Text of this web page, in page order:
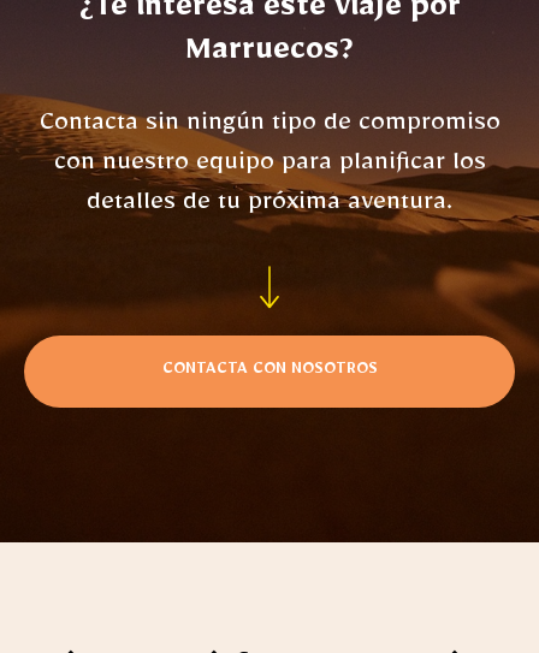
¿Te interesa este viaje por
Marruecos?
Contacta sin ningún tipo de compromiso
con nuestro equipo para planificar los
detalles de tu próxima aventura.
CONTACTA CON NOSOTROS